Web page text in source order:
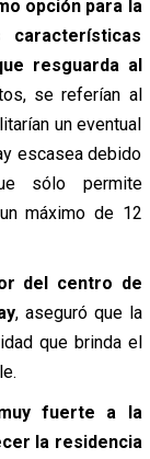
opción para la
características
resguarda al
se referían al
un eventual
escasea debido
sólo permite
máximo de 12
del centro de
, aseguró que la
que brinda el
fuerte a la
la residencia